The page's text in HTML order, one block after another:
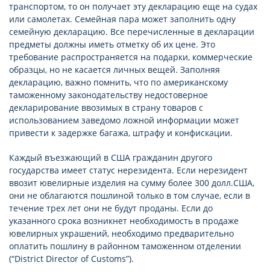
транспортом, то он получает эту декларацию еще на судах
или самолетах. Семейная пара может заполнить одну
семейную декларацию. Все перечисленные в декларации
предметы должны иметь отметку об их цене. Это
требование распространяется на подарки, коммерческие
образцы, но не касается личных вещей. Заполняя
декларацию, важно помнить, что по американскому
таможенному законодательству недостоверное
декларирование ввозимых в страну товаров с
использованием заведомо ложной информации может
привести к задержке багажа, штрафу и конфискации.
Каждый въезжающий в США гражданин другого
государства имеет статус нерезидента. Если нерезидент
ввозит ювелирные изделия на сумму более 300 долл.США,
они не облагаются пошлиной только в том случае, если в
течение трех лет они не будут проданы. Если до
указанного срока возникнет необходимость в продаже
ювелирных украшений, необходимо предварительно
оплатить пошлину в районном таможенном отделении
(“District Director of Customs”).